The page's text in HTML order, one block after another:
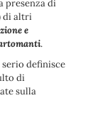
presenza di
di altri
e
.
definisce
di
sulla